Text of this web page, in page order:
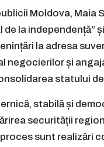
Moldova, Maia
la independență”
la adresa
negocierilor și
statului
stabilă și
securității
sunt realizări